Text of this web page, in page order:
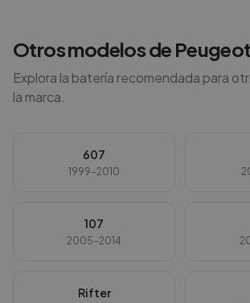
Otros modelos de Peugeot
Explora la batería recomendada para
la marca.
607
1999-2010
107
2005-2014
Rifter